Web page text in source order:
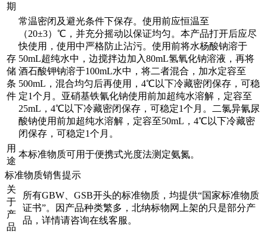
期
存
储
条
件
常温密闭及避光条件下保存。使用前应恒温至
（20±3）℃，并充分摇动以保证均匀。本产品打开后应尽
快使用，使用中严格防止沾污。使用前将水杨酸钠溶于
50mL超纯水中，边搅拌边加入80mL氢氧化钠溶液，再将
酒石酸钾钠溶于100mL水中，将二者混合，加水定容至
500mL，混合均匀后再使用，4℃以下冷藏密闭保存，可稳
定1个月。亚硝基铁氰化钠使用前加超纯水溶解，定容至
25mL，4℃以下冷藏密闭保存，可稳定1个月。二氯异氰尿
酸钠使用前加超纯水溶解，定容至50mL，4℃以下冷藏密
闭保存，可稳定1个月。
用
途
本标准物质可用于便携式光度法测定氨氮。
标准物质销售提示
关
于
产
品
所有GBW、GSB开头的标准物质，均提供“国家标准物质
证书”。因产品种类繁多，北纳标物网上架的只是部分产
品，详情请咨询在线客服。